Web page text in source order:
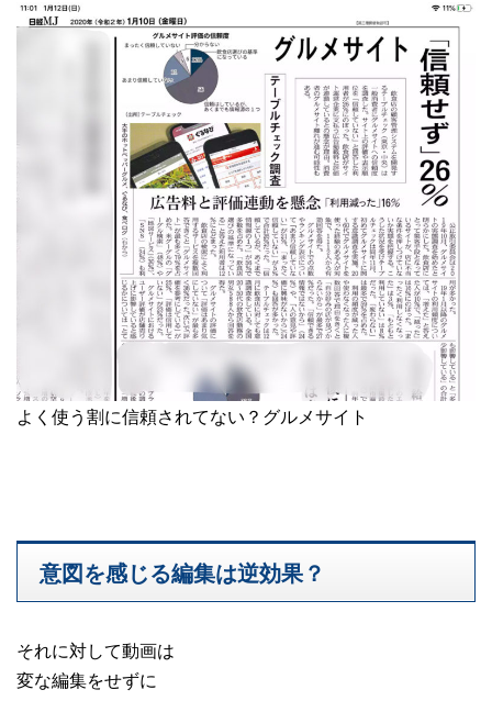
よく使う割に信頼されてない？グルメサイト
意図を感じる編集は逆効果？
それに対して動画は
変な編集をせずに